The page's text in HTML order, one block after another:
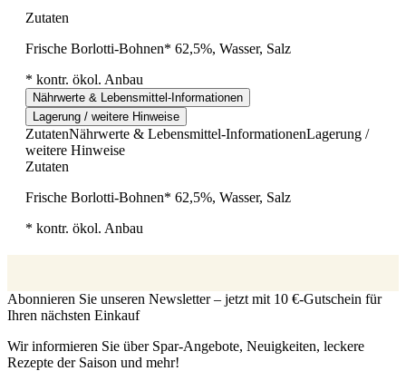
Zutaten
Frische Borlotti-Bohnen* 62,5%, Wasser, Salz
* kontr. ökol. Anbau
Nährwerte & Lebensmittel-Informationen
Lagerung / weitere Hinweise
ZutatenNährwerte & Lebensmittel-InformationenLagerung /
weitere Hinweise
Zutaten
Frische Borlotti-Bohnen* 62,5%, Wasser, Salz
* kontr. ökol. Anbau
Abonnieren Sie unseren Newsletter – jetzt mit 10 €-Gutschein für
Ihren nächsten Einkauf
Wir informieren Sie über Spar-Angebote, Neuigkeiten, leckere
Rezepte der Saison und mehr!